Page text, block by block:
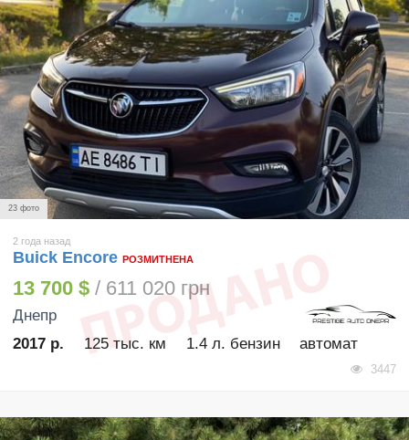
23 фото
2 года назад
Buick Encore РОЗМИТНЕНА
13 700 $ / 611 020 грн
Днепр
2017 р.
125 тыс. км 1.4 л. бензин автомат
3447